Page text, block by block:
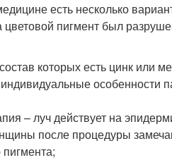
есть несколько
цветовой пигмент был
которых есть цинк или
особенности
– луч действует на
после процедуры
пигмента;